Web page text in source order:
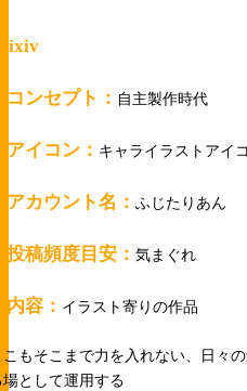
コンセプト： 自主製作時代
アイコン： キャライラストアイ
アカウント名：ふじたりあん
投稿頻度目安：気まぐれ
内容： イラスト寄りの作品
こもそこまで力を入れない、日々
場として運用する